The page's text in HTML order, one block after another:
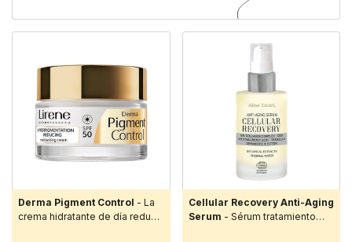
Derma Pigment Control - La
crema hidratante de día reduce
Cellular Recovery Anti-Aging
Serum - Sérum tratamiento